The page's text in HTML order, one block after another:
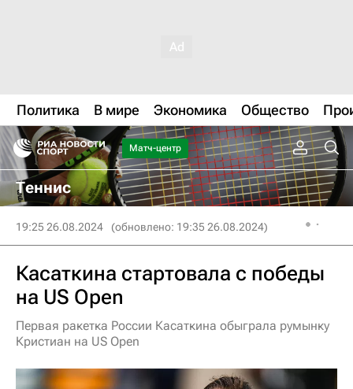
Политика В мире Экономика Общество
Матч-центр
Теннис
19:25 26.08.2024 (обновлено: 19:35 26.08.2024)
Касаткина стартовала с победы
на US Open
Первая ракетка России Касаткина обыграла румынку
Кристиан на US Open